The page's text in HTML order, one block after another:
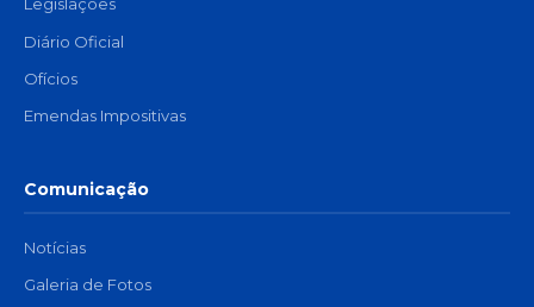
Legislações
Diário Oficial
Ofícios
Emendas Impositivas
Comunicação
Notícias
Galeria de Fotos